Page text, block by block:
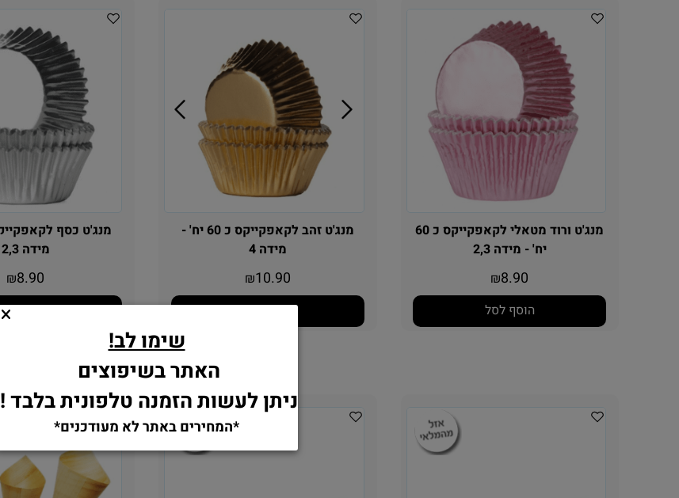
מנג'ט ורוד מטאלי לקאפקייקס כ 60
יח' - מידה 2,3
₪8.90
הוסף לסל
מנג'ט זהב לקאפקייקס כ 60 יח' -
מידה 4
₪ 10.90
מידה 2,3
₪8.90
הוסף לסל
שימו לב!
האתר בשיפוצים
ניתן לעשות הזמנה טלפונית בלבד !
*המחירים באתר לא מעודכנים*